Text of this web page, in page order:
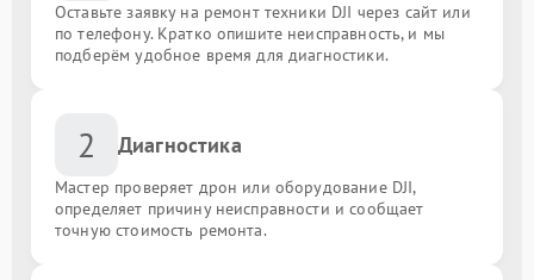
Оставьте заявку на ремонт техники DJI через сайт или
по телефону. Кратко опишите неисправность, и мы
подберём удобное время для диагностики.
2 Диагностика
Мастер проверяет дрон или оборудование DJI,
определяет причину неисправности и сообщает
точную стоимость ремонта.